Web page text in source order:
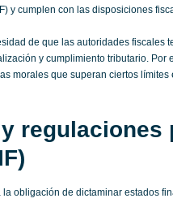
y cumplen con las disposiciones
de que las autoridades fiscales
y cumplimiento tributario. Por
morales que superan ciertos límites
regulaciones
obligación de dictaminar estados